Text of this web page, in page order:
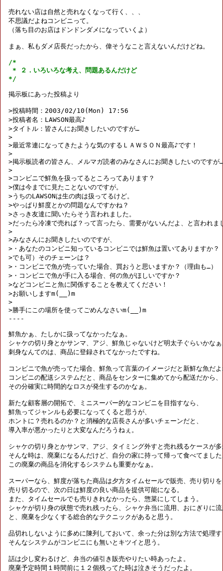
売れない店は自然と売れなくなって行く、、、
不思議だよねコンビニって。
（落ち目のお店はドンドンダメになっていくよ）
まぁ、私もダメ店長だったから、偉そうなこと言えないんだけどね。
/*
* ２．いろいろな考え、問題あるんだけど
*/
掲示板にあった投稿より
>投稿時間：2003/02/10(Mon) 17:56
>投稿者名：LAWSON最高♪
>タイトル：皆さんにお聞きしたいのですが…
>
>最近常連になってきたような気のするＬＡＷＳＯＮ最高♪です！
>
>掲示板読者の皆さん、メルマガ読者のみなさんにお聞きしたいのですが…
>
>コンビニで鮮魚を扱ってるところってあります？
>僕は今までに見たことないのですが。
>うちのLAWSONは生の肉は扱ってるけど。
>やっぱり鮮度とかの問題なんですかね？
>さっき友達に聞いたらそう言われました。
>だったら冷凍で売れば？って言ったら、需要がないんだよ、と言われま
>
>みなさんにお聞きしたいのですが、
>・あなたのコンビニ知っているコンビニでは鮮魚は置いてありますか？
>でも可）そのチェーンは？
>・コンビニで魚が売っていた場合、買おうと思いますか？（理由も…）
>・コンビニで魚が手に入る場合、何の魚がほしいですか？
>などコンビニと魚に関係することを教えてください！
>お願いしますm(__)m
>
>勝手にこの場所を使ってごめんなさいm(__)m
----
鮮魚かぁ、たしかに扱ってなかったなぁ。
シャケの切り身とかサンマ、アジ、鮮魚じゃないけど明太子ぐらいかな
刺身なんてのは、商品に登録されてなかったですね。
コンビニで魚が売ってた場合、鮮魚って言葉のイメージだと新鮮な魚だ
コンビニの配送システムだと、商品をセンターに集めてから配送だから、
その分確実に時間的なロスが発生するのかなぁ。
新たな顧客層の開拓で、ミニスーパー的なコンビニを目指すなら、
鮮魚ってジャンルも必要になってくると思うが、
ホントに？売れるのか？と消極的な店長さんが多いチェーンだと、
導入率が悪かったりと大変なんだろうねぇ。
シャケの切り身とかサンマ、アジ、タイミング外すと売れ残るケースが
そんな時は、廃棄になるんだけど、自分の家に持って帰って食べてまし
この廃棄の商品を消化するシステムも重要かなぁ。
スーパーなら、鮮度が落ちた商品は夕方タイムセールで販売、売り切り
売り切るので、次の日は鮮度の良い商品を提供可能になる。
また、タイムセールでも売りきれなかったら、惣菜にしてしまう。
シャケが切り身の状態で売れ残ったら、シャケ弁当に流用、おにぎりに
と、廃棄を少なくする総合的なテクニックがあると思う。
品切れしないように多めに陳列しておいて、余った分は別な方法で処理
そんなシステムがコンビニにも無いとキツイと思う。
話は少し変わるけど、弁当の値引き販売やりたい時あったよ。
廃棄予定時間１時間前に１２個残ってた時は泣きそうだったよ。